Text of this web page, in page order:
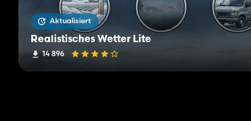
Aktualisiert
Realistisches Wetter Lite
14 896